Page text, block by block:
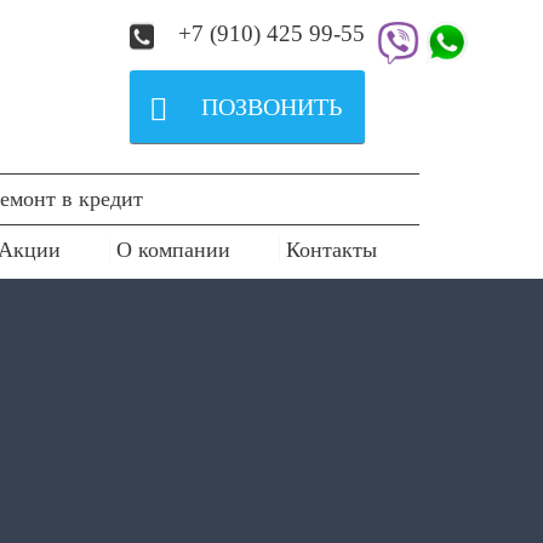
+7 (910) 425 99-55
 ПОЗВОНИТЬ
в кредит
Акции О компании Контакты